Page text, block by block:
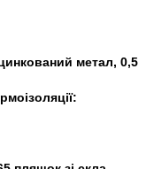
метал, 0,5